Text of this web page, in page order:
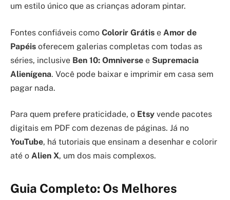
um estilo único que as crianças adoram pintar.
Fontes confiáveis como Colorir Grátis e Amor de
Papéis oferecem galerias completas com todas as
séries, inclusive Ben 10: Omniverse e Supremacia
Alienígena. Você pode baixar e imprimir em casa sem
pagar nada.
Para quem prefere praticidade, o Etsy vende pacotes
digitais em PDF com dezenas de páginas. Já no
YouTube, há tutoriais que ensinam a desenhar e colorir
até o Alien X, um dos mais complexos.
Guia Completo: Os Melhores